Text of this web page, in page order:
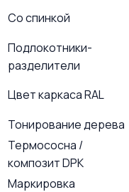
Со спинкой
Подлокотники-
разделители
Цвет каркаса RAL
Тонирование дерева
Термососна /
композит DPK
Маркировка